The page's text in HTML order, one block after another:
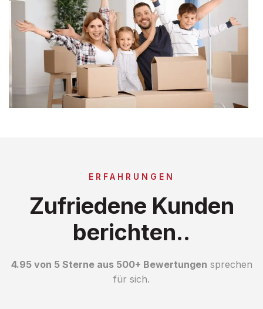
ERFAHRUNGEN
Zufriedene Kunden
berichten..
4.95 von 5 Sterne aus 500+ Bewertungen sprechen
für sich.